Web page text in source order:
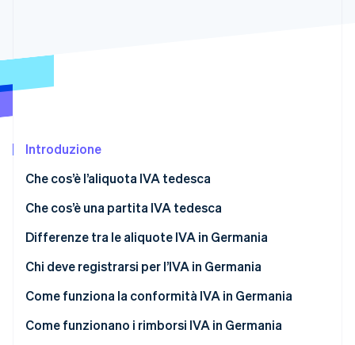
Costituzione di start-up
Identity
Scopri come Stripe sta costruendo l'infrastruttura
Introduzione
Che cos’è l’aliquota IVA tedesca
Che cos’è una partita IVA tedesca
Differenze tra le aliquote IVA in Germania
Aliquota IVA standard
Aliquota IVA agevolata
Transazioni ad aliquota zero
Chi deve registrarsi per l’IVA in Germania
Attività con sede in Germania
Attività estere
Come funziona la conformità IVA in Germania
Come funzionano i rimborsi IVA in Germania